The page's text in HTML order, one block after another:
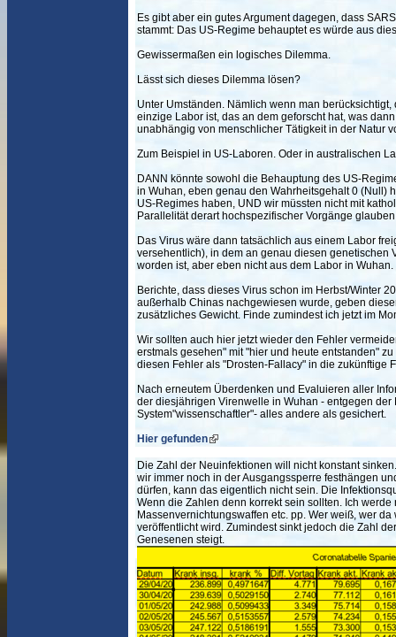
Es gibt aber ein gutes Argument dagegen, dass
stammt: Das US-Regime behauptet es würde aus
Gewissermaßen ein logisches Dilemma.
Lässt sich dieses Dilemma lösen?
Unter Umständen. Nämlich wenn man
einzige Labor ist, das an dem geforscht hat, was
unabhängig von menschlicher Tätigkeit in der Natur
Zum Beispiel in US-Laboren. Oder in australischen
DANN könnte sowohl die Behauptung des US-
in Wuhan, eben genau den Wahrheitsgehalt 0 (Null)
US-Regimes haben, UND wir müssten nicht mit
Parallelität derart hochspezifischer Vorgänge
Das Virus wäre dann tatsächlich aus einem Labor
versehentlich), in dem an genau diesen genetischen
worden ist, aber eben nicht aus dem Labor in Wuhan.
Berichte, dass dieses Virus schon im Herbst/Winter
außerhalb Chinas nachgewiesen wurde, geben
zusätzliches Gewicht. Finde zumindest ich jetzt im
Wir sollten auch hier jetzt wieder den Fehler
erstmals gesehen" mit "hier und heute entstanden"
diesen Fehler als "Drosten-Fallacy" in die zukünftige
Nach erneutem Überdenken und Evaluieren aller
der diesjährigen Virenwelle in Wuhan - entgegen
System"wissenschaftler"- alles andere als gesichert.
Hier gefunden
Die Zahl der Neuinfektionen will nicht konstant
wir immer noch in der Ausgangssperre festhängen
dürfen, kann das eigentlich nicht sein. Die
Wenn die Zahlen denn korrekt sein sollten. Ich
Massenvernichtungswaffen etc. pp. Wer weiß, wer
veröffentlicht wird. Zumindest sinkt jedoch die Zahl
Genesenen steigt.